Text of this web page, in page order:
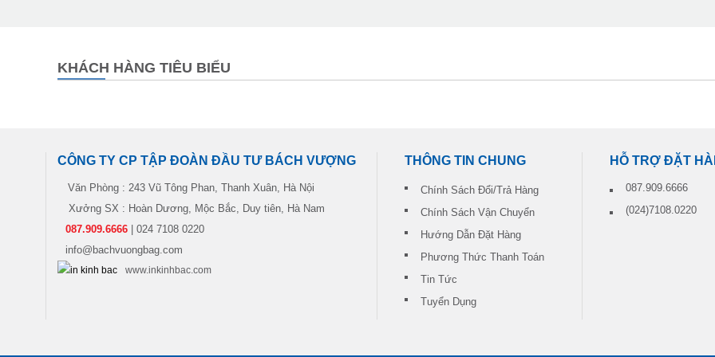
KHÁCH HÀNG TIÊU BIỂU
CÔNG TY CP TẬP ĐOÀN ĐẦU TƯ BÁCH VƯỢNG
Văn Phòng : 243 Vũ Tông Phan, Thanh Xuân, Hà Nội
Xưởng SX : Hoàn Dương, Mộc Bắc, Duy tiên, Hà Nam
087.909.6666 | 024 7108 0220
info@bachvuongbag.com
www.inkinhbac.com
THÔNG TIN CHUNG
Chính Sách Đổi/Trả Hàng
Chính Sách Vận Chuyển
Hướng Dẫn Đặt Hàng
Phương Thức Thanh Toán
Tin Tức
Tuyển Dụng
HỖ TRỢ ĐẶT
087.909.6666
(024)7108.0220